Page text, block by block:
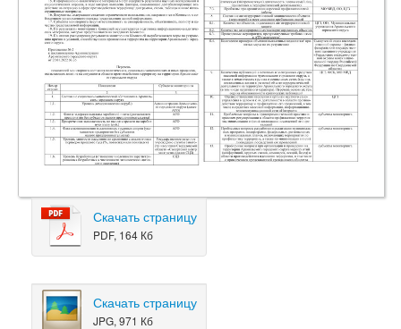
Скачать страницу
PDF, 164 Кб
Скачать страницу
JPG, 971 Кб